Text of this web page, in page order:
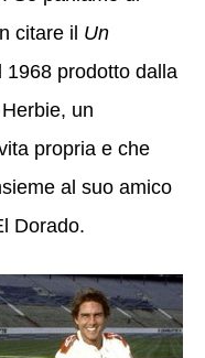
citare il Un
1968 prodotto dalla
un
propria e che
al suo amico
Dorado.